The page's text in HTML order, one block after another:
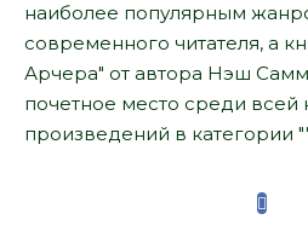
наиболее популярным
современного читателя, а
Арчера" от автора Нэш
почетное место среди всей
произведений в категории